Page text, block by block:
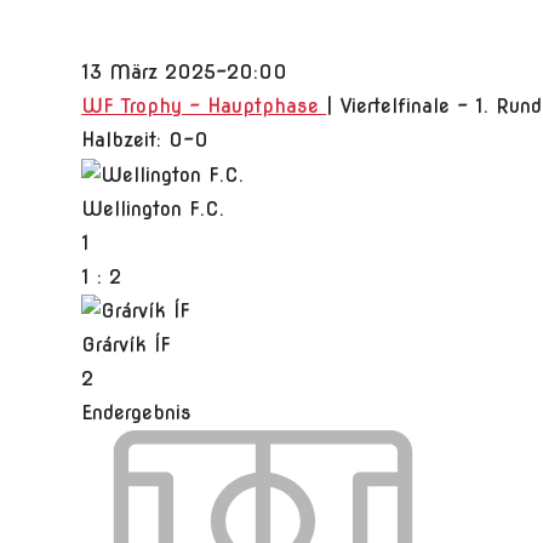
13 März 2025-20:00
WF Trophy - Hauptphase
| Viertelfinale - 1.
Halbzeit: 0-0
Wellington F.C.
1
1 : 2
Grárvík ÍF
2
Endergebnis